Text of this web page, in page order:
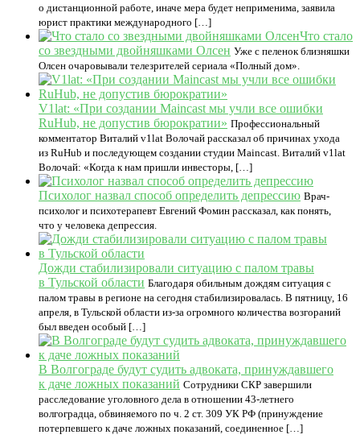
о дистанционной работе, иначе мера будет неприменима, заявила
юрист практики международного […]
Что стало
со звездными двойняшками Олсен Уже с пеленок близняшки
Олсен очаровывали телезрителей сериала «Полный дом».
V1lat: «При создании Maincast мы учли все ошибки
RuHub, не допустив бюрократии» Профессиональный
комментатор Виталий v1lat Волочай рассказал об причинах ухода
из RuHub и последующем создании студии Maincast. Виталий v1lat
Волочай: «Когда к нам пришли инвесторы, […]
Психолог назвал способ определить депрессию Врач-
психолог и психотерапевт Евгений Фомин рассказал, как понять,
что у человека депрессия.
Дожди стабилизировали ситуацию с палом травы
в Тульской области Благодаря обильным дождям ситуация с
палом травы в регионе на сегодня стабилизировалась. В пятницу, 16
апреля, в Тульской области из-за огромного количества возгораний
был введен особый […]
В Волгограде будут судить адвоката, принуждавшего
к даче ложных показаний Сотрудники СКР завершили
расследование уголовного дела в отношении 43-летнего
волгоградца, обвиняемого по ч. 2 ст. 309 УК РФ (принуждение
потерпевшего к даче ложных показаний, соединенное […]